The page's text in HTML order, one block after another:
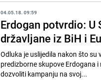
04.05.18. 09:59
Erdogan potvrdio: U
državljane iz BiH i
Odluka je uslijedila nakon što
predizborne skupove Erdogana
dozvoliti kampanju na svoj...